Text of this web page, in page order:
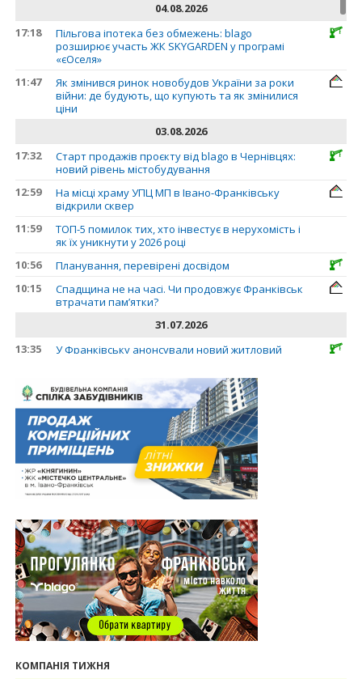
04.08.2026
17:18
Пільгова іпотека без обмежень: blago
розширює участь ЖК SKYGARDEN у програмі
«єОселя»
11:47
Як змінився ринок новобудов України за роки
війни: де будують, що купують та як змінилися
ціни
03.08.2026
17:32
Старт продажів проєкту від blago в Чернівцях:
новий рівень містобудування
12:59
На місці храму УПЦ МП в Івано-Франківську
відкрили сквер
11:59
ТОП-5 помилок тих, хто інвестує в нерухомість і
як їх уникнути у 2026 році
10:56
Планування, перевірені досвідом
10:15
Спадщина не на часі. Чи продовжує Франківськ
втрачати пам’ятки?
31.07.2026
13:35
У Франківську анонсували новий житловий
30.07.2026
15:01
Ринок житла зміщується на захід: Франківськ —
серед лідерів за зростанням цін на новобудови
13:04
“Мене все у Франківську дивує”: архітектор Ігор
Панчишин про спадщину, забудову та
майбутнє міста
29.07.2026
13:31
Спадщина не на часі. Чи продовжує Франківськ
втрачати пам’ятки?
12:26
В Івано-Франківську розпочали будівництво
нового житлового масиву «Надрічний»
09:32
У Франківську провели конференцію для
фахівців ринку нерухомості та девелоперів
27.07.2026
для Івано-Франківська
КОМПАНІЯ ТИЖНЯ